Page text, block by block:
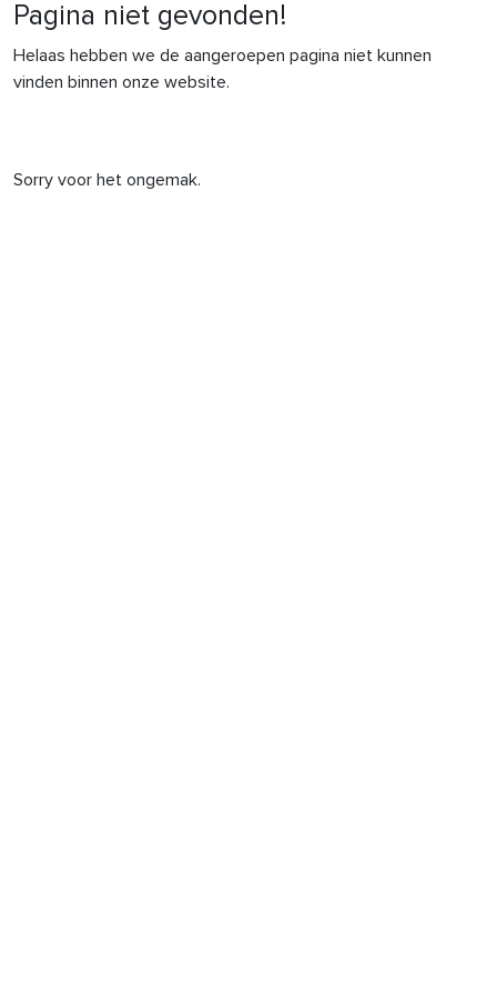
Pagina niet gevonden!
Helaas hebben we de aangeroepen pagina niet kunnen
vinden binnen onze website.
Sorry voor het ongemak.